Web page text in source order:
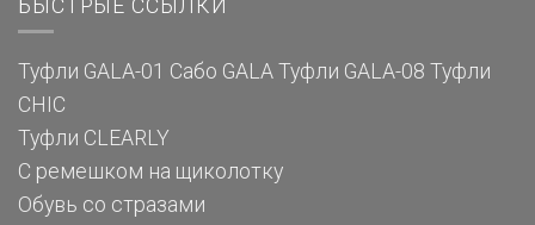
БЫСТРЫЕ ССЫЛКИ
Туфли GALA-01 Сабо GALA Туфли GALA-08 Туфли
CHIC
Туфли CLEARLY
С ремешком на щиколотку
Обувь со стразами